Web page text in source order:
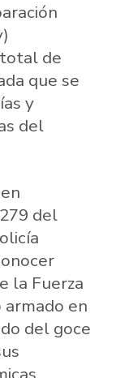
de
que se
y
del
del
la Fuerza
en
del goce